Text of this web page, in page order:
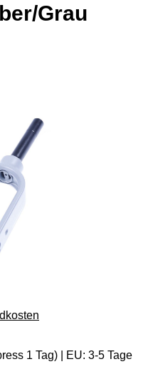
Grau
1 Tag) | EU: 3-5 Tage